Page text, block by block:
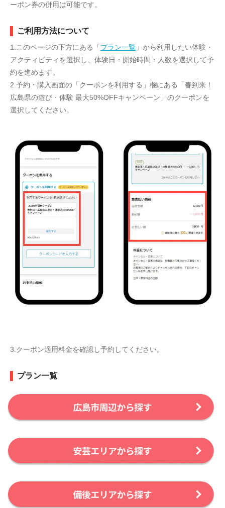
ーポン券の併用は可能です。
ご利用方法について
1.このページの下方にある「 プラン一覧 」から利用したい体験・
アクティビティを選択し、体験日・開始時間・人数を選択して予
約を進めます。
2.予約・購入画面の「クーポンを利用する」欄にある「春到来！
広島県の遊び・体験 最大50%OFFキャンペーン」のクーポンを
選択してください。
3.クーポン適用料金を確認し予約してください。
プラン一覧